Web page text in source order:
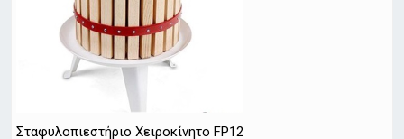
Σταφυλοπιεστήριo Xειροκίνητo FP12